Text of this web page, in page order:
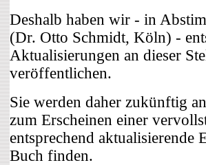
Deshalb haben wir - in
(Dr. Otto Schmidt, Köln) -
Aktualisierungen an dieser
veröffentlichen.
Sie werden daher zukünftig
zum Erscheinen einer
entsprechend aktualisierende
Buch finden.